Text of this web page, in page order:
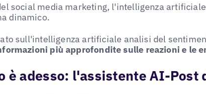
social media marketing, l'intelligenza
dinamico.
sull'intelligenza artificiale analisi del
più approfondite sulle reazioni e le
è adesso: l'assistente AI-Post